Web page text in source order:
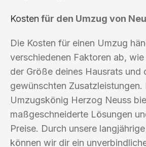
Kosten für den Umzug von
Die Kosten für einen Umzug
verschiedenen Faktoren ab,
der Größe deines Hausrats und
gewünschten Zusatzleistungen.
Umzugskönig Herzog Neuss
maßgeschneiderte Lösungen
Preise. Durch unsere
können wir dir ein